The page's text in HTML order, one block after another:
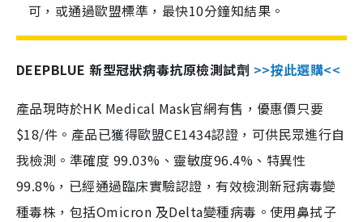
可，或通過歐盟標準，最快10分鐘知結果。
DEEPBLUE 新型冠狀病毒抗原檢測試劑 >>按此選購<<
產品現時於HK Medical Mask官網有售，優惠價只要
$18/件。產品已獲得歐盟CE1434認證，可供民眾進行自
我檢測。準確度 99.03%、靈敏度96.4%、特異性
99.8%，已經通過臨床實驗認證，有效檢測新冠病毒變
種毒株，包括Omicron 及Delta變種病毒。使用鼻拭子